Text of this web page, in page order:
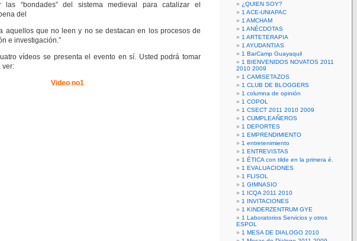
“bondades” del sistema medieval para catalizar el
del
aquellos que no leen y no se destacan en los procesos de
e investigación.”
vídeos se presenta el evento en sí. Usted podrá tomar
ver:
Video no1
¿QUIEN SOY?
1 ACE-UNIAPAC
1 AMCHAM
1 ANÉCDOTAS
1 ARTETERAPIA
1 AYUDANTIAS
1 BarCamp Guayaquil
1 BIENVENIDOS NOVATOS 2011
2010 2009
1 CAMISETAZOS
1 CLUB DE BLOGGERS
1 columna de opinión
1 COPOL
1 CSECT 2011 2010 2009
1 CUMPLEAÑEROS
1 DEPORTES
1 EMPRENDIMIENTO
1 entretenimiento
1 ENTREVISTAS
1 ÉTICA con tilde en la primera é.
1 EVALUACIONES
1 FLISOL
1 GIMNASIO
1 ICQA 2011 2010
1 INVITACIONES
1 KINDERZENTRUM GYE
1 Laboratorios Servicios y otros
ESPOL
1 MESA DE DIALOGO 2010